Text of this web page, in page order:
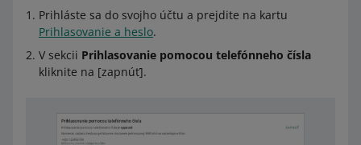
Prihláste sa do svojho účtu a prejdite na kartu
Prihlasovanie a heslo.
V sekcii Prihlasovanie pomocou telefónneho čísla
kliknite na [zapnúť].